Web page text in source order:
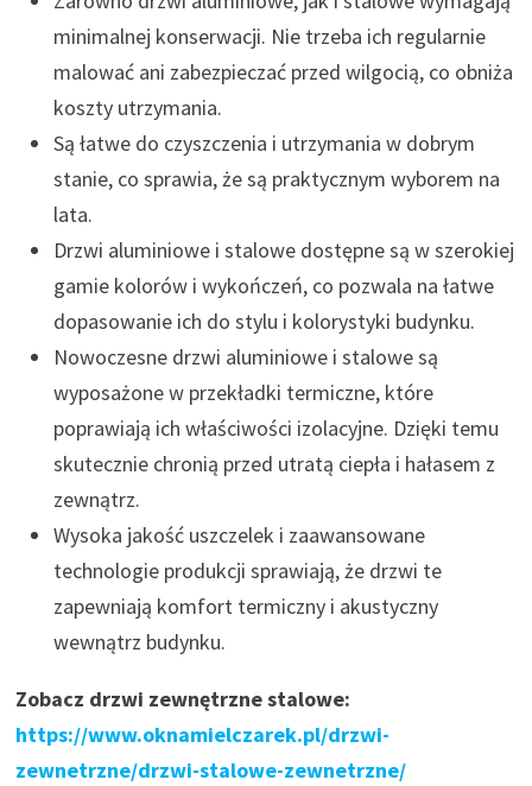
minimalnej konserwacji. Nie trzeba ich regularnie
malować ani zabezpieczać przed wilgocią, co obniża
koszty utrzymania.
Są łatwe do czyszczenia i utrzymania w dobrym
stanie, co sprawia, że są praktycznym wyborem na
lata.
Drzwi aluminiowe i stalowe dostępne są w szerokiej
gamie kolorów i wykończeń, co pozwala na łatwe
dopasowanie ich do stylu i kolorystyki budynku.
Nowoczesne drzwi aluminiowe i stalowe są
wyposażone w przekładki termiczne, które
poprawiają ich właściwości izolacyjne. Dzięki temu
skutecznie chronią przed utratą ciepła i hałasem z
zewnątrz.
Wysoka jakość uszczelek i zaawansowane
technologie produkcji sprawiają, że drzwi te
zapewniają komfort termiczny i akustyczny
wewnątrz budynku.
Zobacz drzwi zewnętrzne stalowe:
https://www.oknamielczarek.pl/drzwi-
zewnetrzne/drzwi-stalowe-zewnetrzne/